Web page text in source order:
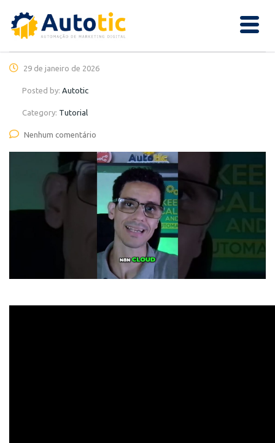
29 de janeiro de 2026
Posted by: Autotic
Category: Tutorial
Nenhum comentário